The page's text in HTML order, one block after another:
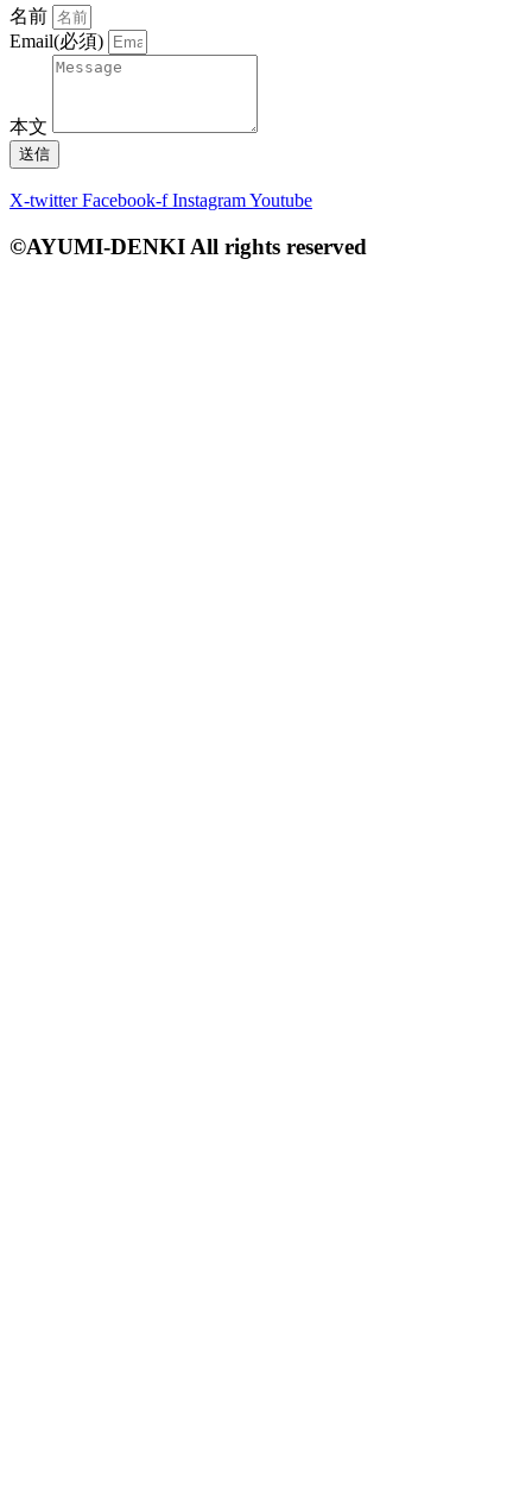
名前
Email(必須)
本文
送信
X-twitter Facebook-f InstagramYoutube
©AYUMI-DENKI All rights reserved